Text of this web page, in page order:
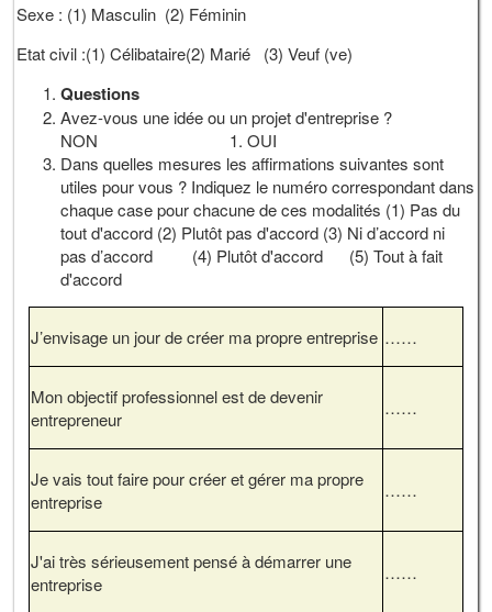
Sexe : (1) Masculin (2) Féminin
Etat civil :(1) Célibataire(2) Marié (3) Veuf (ve)
Questions
Avez-vous une idée ou un projet d'entreprise ?
NON 1. OUI
Dans quelles mesures les affirmations suivantes sont
utiles pour vous ? Indiquez le numéro correspondant dans
chaque case pour chacune de ces modalités (1) Pas du
tout d'accord (2) Plutôt pas d'accord (3) Ni d’accord ni
pas d’accord (4) Plutôt d'accord (5) Tout à fait
d'accord
J’envisage un jour de créer ma propre entreprise ……
Mon objectif professionnel est de devenir
entrepreneur
……
Je vais tout faire pour créer et gérer ma propre
entreprise
……
J'ai très sérieusement pensé à démarrer une
entreprise
……